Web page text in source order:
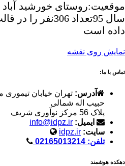
موقعیت:روستای خورشید
داده است
نمایش روی نقشه
تماس با ما:
آدرس: تهران خیابان
حبیب اله شمالی
پلاک 56 مرکز نوآوری شریف
ایمیل: info@idpz.ir
سایت: idpz.ir
تلفن: 02165013214
دهکده هوشمند